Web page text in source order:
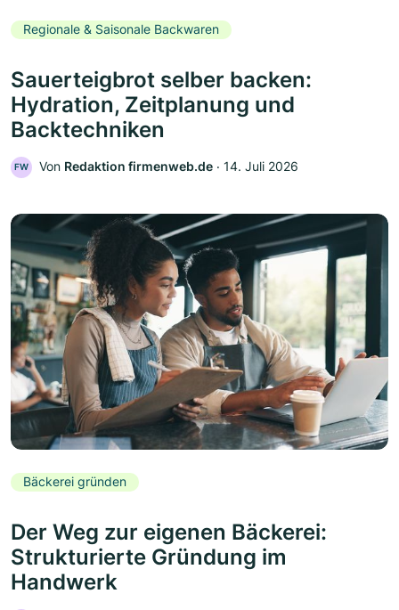
Regionale & Saisonale Backwaren
Sauerteigbrot selber backen:
Hydration, Zeitplanung und
Backtechniken
FW Von Redaktion firmenweb.de ‧ 14. Juli 2026
Bäckerei gründen
Der Weg zur eigenen Bäckerei:
Strukturierte Gründung im
Handwerk